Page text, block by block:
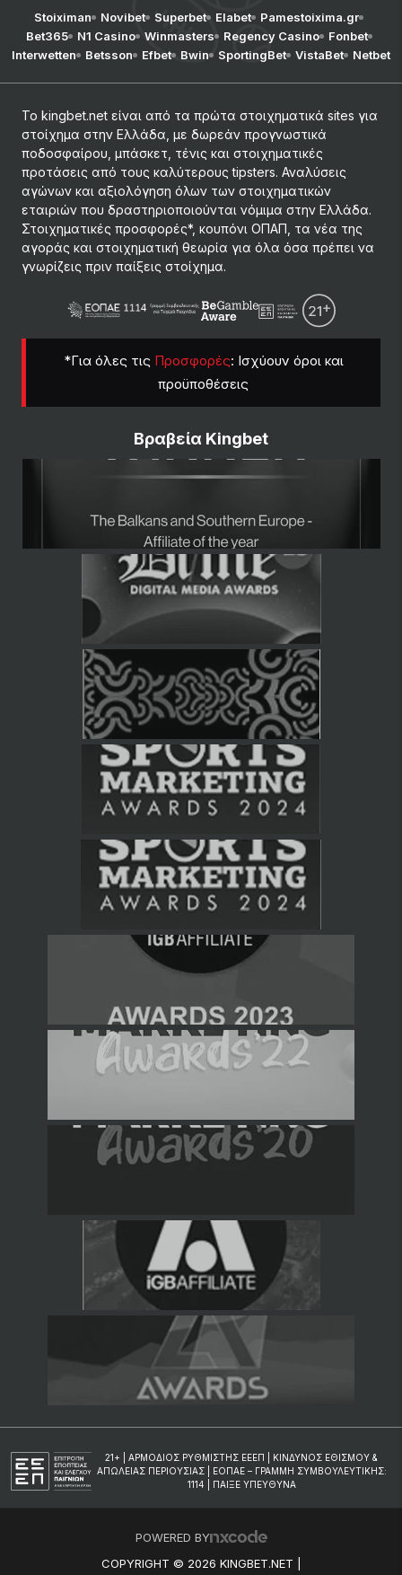
Stoiximan Novibet Superbet Elabet
Pamestoixima.gr
Bet365
N1 Casino Winmasters Regency Casino
Fonbet
Interwetten
Betsson Efbet Bwin SportingBet VistaBet Netbet
Το kingbet.net είναι από τα πρώτα στοιχηματικά sites για
στοίχημα στην Ελλάδα, με δωρεάν προγνωστικά
ποδοσφαίρου, μπάσκετ, τένις και στοιχηματικές
προτάσεις από τους καλύτερους tipsters. Αναλύσεις
αγώνων και αξιολόγηση όλων των στοιχηματικών
εταιριών που δραστηριοποιούνται νόμιμα στην Ελλάδα.
Στοιχηματικές προσφορές*, κουπόνι ΟΠΑΠ, τα νέα της
αγοράς και στοιχηματική θεωρία για όλα όσα πρέπει να
γνωρίζεις πριν παίξεις στοίχημα.
*Για όλες τις Προσφορές: Ισχύουν όροι και
προϋποθέσεις
Βραβεία Kingbet
21+ | ΑΡΜΟΔΙΟΣ ΡΥΘΜΙΣΤΗΣ ΕΕΕΠ | ΚΙΝΔΥΝΟΣ ΕΘΙΣΜΟΥ &
ΑΠΩΛΕΙΑΣ ΠΕΡΙΟΥΣΙΑΣ | ΕΟΠΑΕ – ΓΡΑΜΜΗ ΣΥΜΒΟΥΛΕΥΤΙΚΗΣ:
1114 | ΠΑΙΞΕ ΥΠΕΥΘΥΝΑ
POWERED BY
COPYRIGHT © 2026 KINGBET.NET |